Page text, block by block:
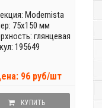
Modernista
75x150 мм
глянцевая
195649
96 руб/шт
КУПИТЬ